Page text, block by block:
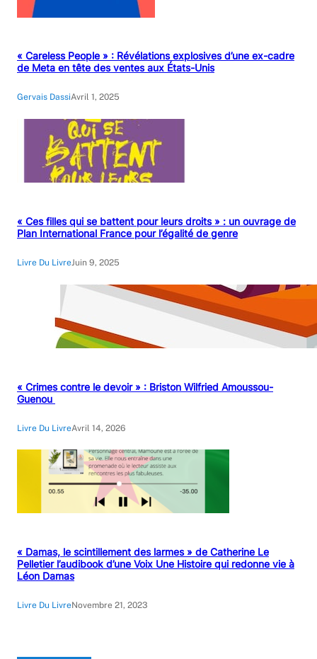
« Careless People » : Révélations explosives d’une ex-cadre
de Meta en tête des ventes aux États-Unis
Gervais DassiAvril 1, 2025
« Ces filles qui se battent pour leurs droits » : un ouvrage de
Plan International France pour l’égalité de genre
Livre Du LivreJuin 9, 2025
« Crimes contre le devoir » : Briston Wilfried Amoussou-
Guenou
Livre Du LivreAvril 14, 2026
« Damas, le scintillement des larmes » de Catherine Le
Pelletier l’audibook d’une Voix Une Histoire qui redonne vie à
Léon Damas
Livre Du LivreNovembre 21, 2023